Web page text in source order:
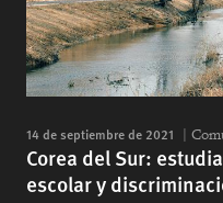
14 de septiembre de 2021
Corea del Sur:
escolar y